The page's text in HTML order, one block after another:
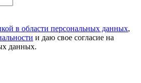
в области персональных данных,
и даю свое согласие на
данных.